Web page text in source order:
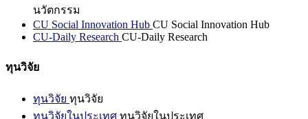
นวัตกรรม
CU Social Innovation Hub CU Social Innovation Hub
CU-Daily Research CU-Daily Research
ทุนวิจัย
ทุนวิจัย ทุนวิจัย
ทุนวิจัยในประเทศ ทุนวิจัยในประเทศ